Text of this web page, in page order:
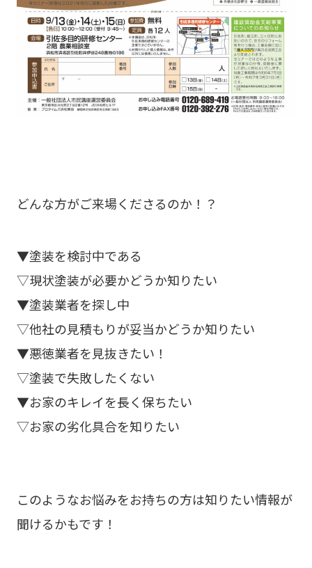
どんな方がご来場くださるのか！？
▼塗装を検討中である
▽現状塗装が必要かどうか知りたい
▼塗装業者を探し中
▽他社の見積もりが妥当かどうか知りたい
▼悪徳業者を見抜きたい！
▽塗装で失敗したくない
▼お家のキレイを長く保ちたい
▽お家の劣化具合を知りたい
このようなお悩みをお持ちの方は知りたい情報が
聞けるかもです！